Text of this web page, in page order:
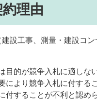
約理由
建設工事、測量・建設コ
目的が競争入札に適しな
により競争入札に付する
付することが不利と認め